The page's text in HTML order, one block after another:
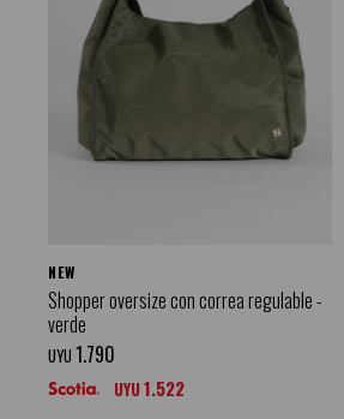
NEW
Shopper oversize con correa regulable -
verde
UYU 1.790
UYU1.522